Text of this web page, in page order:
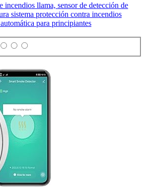
incendios llama, sensor de detección de
sistema protección contra incendios
para principiantes